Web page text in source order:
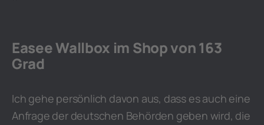
Easee Wallbox im Shop von 163
Grad
Ich gehe persönlich davon aus, dass es auch eine
Anfrage der deutschen Behörden geben wird, die